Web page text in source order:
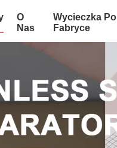
O
Nas
Wycieczka Po
Fabryce